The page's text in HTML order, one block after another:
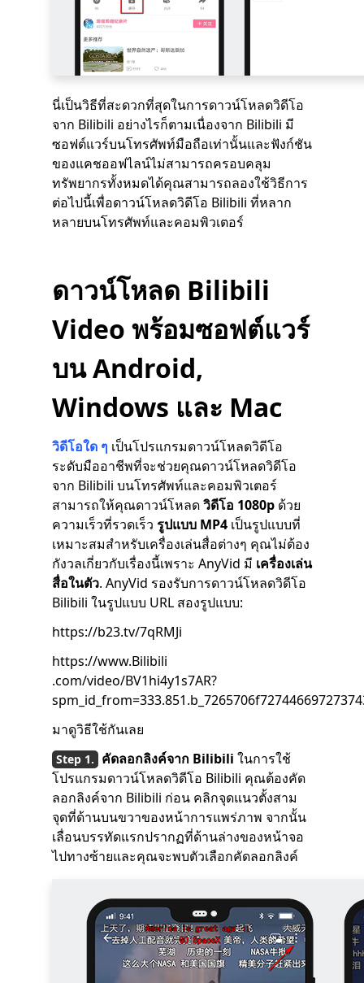
นี่เป็นวิธีที่สะดวกที่สุดในการดาวน์โหลดวิดีโอ
จาก Bilibili อย่างไรก็ตามเนื่องจาก Bilibili มี
ซอฟต์แวร์บนโทรศัพท์มือถือเท่านั้นและฟังก์ชัน
ของแคชออฟไลน์ไม่สามารถครอบคลุม
ทรัพยากรทั้งหมดได้คุณสามารถลองใช้วิธีการ
ต่อไปนี้เพื่อดาวน์โหลดวิดีโอ Bilibili ที่หลาก
หลายบนโทรศัพท์และคอมพิวเตอร์
ดาวน์โหลด Bilibili
Video พร้อมซอฟต์แวร์
บน Android,
Windows และ Mac
วิดีโอใด ๆ เป็นโปรแกรมดาวน์โหลดวิดีโอ
ระดับมืออาชีพที่จะช่วยคุณดาวน์โหลดวิดีโอ
จาก Bilibili บนโทรศัพท์และคอมพิวเตอร์
สามารถให้คุณดาวน์โหลดวิดีโอ 1080p ด้วย
ความเร็วที่รวดเร็ว รูปแบบ MP4 เป็นรูปแบบที่
เหมาะสมสำหรับเครื่องเล่นสื่อต่างๆ คุณไม่ต้อง
กังวลเกี่ยวกับเรื่องนี้เพราะ AnyVid มี เครื่องเล่น
สื่อในตัว. AnyVid รองรับการดาวน์โหลดวิดีโอ
Bilibili ในรูปแบบ URL สองรูปแบบ:
https://b23.tv/7qRMJi
https://www.Bilibili
.com/video/BV1hi4y1s7AR?
มาดูวิธีใช้กันเลย
คัดลอกลิงค์จาก Bilibili ในการใช้
โปรแกรมดาวน์โหลดวิดีโอ Bilibili คุณต้องคัด
ลอกลิงค์จาก Bilibili ก่อน คลิกจุดแนวตั้งสาม
จุดที่ด้านบนขวาของหน้าการแพร่ภาพ จากนั้น
เลื่อนบรรทัดแรกปรากฏที่ด้านล่างของหน้าจอ
ไปทางซ้ายและคุณจะพบตัวเลือกคัดลอกลิงค์